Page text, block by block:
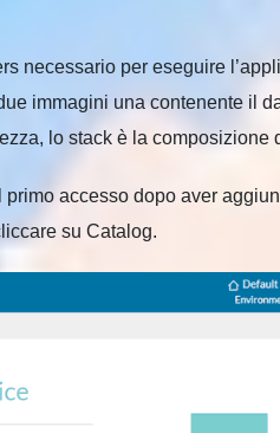
necessario per eseguire
immagini una contenente il
lo stack è la composizione
accesso dopo aver
su Catalog.